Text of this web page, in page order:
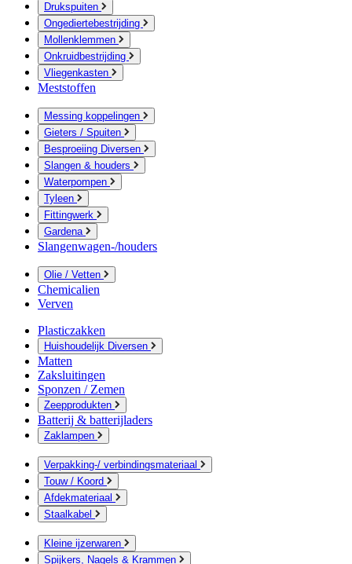
Drukspuiten
Ongediertebestrijding
Mollenklemmen
Onkruidbestrijding
Vliegenkasten
Meststoffen
Messing koppelingen
Gieters / Spuiten
Besproeiing Diversen
Slangen & houders
Waterpompen
Tyleen
Fittingwerk
Gardena
Slangenwagen-/houders
Olie / Vetten
Chemicalien
Verven
Plasticzakken
Huishoudelijk Diversen
Matten
Zaksluitingen
Sponzen / Zemen
Zeepprodukten
Batterij & batterijladers
Zaklampen
Verpakking-/ verbindingsmateriaal
Touw / Koord
Afdekmateriaal
Staalkabel
Kleine ijzerwaren
Spijkers, Nagels & Krammen